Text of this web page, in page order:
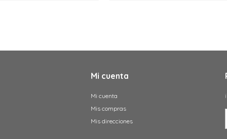
Mi cuenta
Mi cuenta
Mis compras
Mis direcciones